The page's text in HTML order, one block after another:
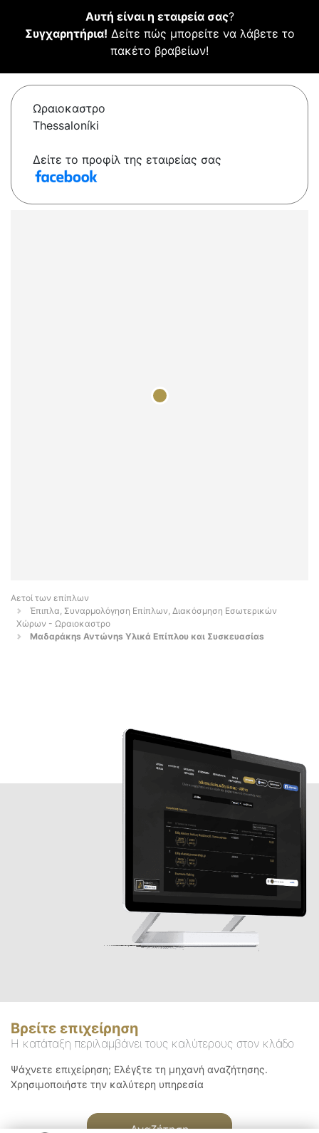
Αυτή είναι η εταιρεία σας?
Συγχαρητήρια! Δείτε πώς μπορείτε να λάβετε το
πακέτο βραβείων!
Ωραιοκαστρο
Thessaloníki
Δείτε το προφίλ της εταιρείας σας
Αετοί των επίπλων
Έπιπλα, Συναρμολόγηση Επίπλων, Διακόσμηση Εσωτερικών
Χώρων - Ωραιοκαστρο
Μαδαράκηs Αντώνηs Υλικά Επίπλου και Συσκευασίαs
Βρείτε επιχείρηση
Η κατάταξη περιλαμβάνει τους καλύτερους στον κλάδο
Ψάχνετε επιχείρηση; Ελέγξτε τη μηχανή αναζήτησης.
Χρησιμοποιήστε την καλύτερη υπηρεσία
Αναζήτηση